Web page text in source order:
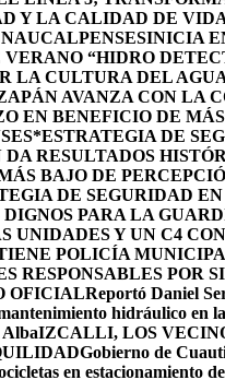
Y LA CALIDAD DE
INICIA
VERANO “HIDRO
LA CULTURA DEL
AVANZA CON LA
EN BENEFICIO DE
*ESTRATEGIA DE
RESULTADOS
BAJO DE
DE SEGURIDAD
PARA LA
UNIDADES Y UN C4
POLICÍA
RESPONSABLES POR
OFICIALReportó Daniel
hidráulico en
AlbaIZCALLI, LOS
Gobierno de
en estacionamiento